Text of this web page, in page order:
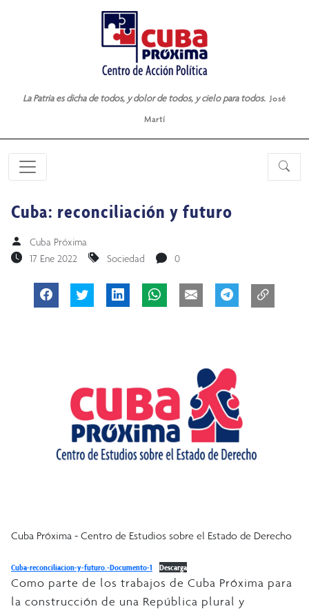
La Patria es dicha de todos, y dolor de todos, y cielo para todos. José
Martí
Cuba: reconciliación y futuro
Cuba Próxima
17 Ene 2022
Sociedad 0
Cuba Próxima - Centro de Estudios sobre el Estado de Derecho
Cuba-reconciliacion-y-futuro.-Documento-1 Descarga
Como parte de los trabajos de Cuba Próxima para
la construcción de una República plural y